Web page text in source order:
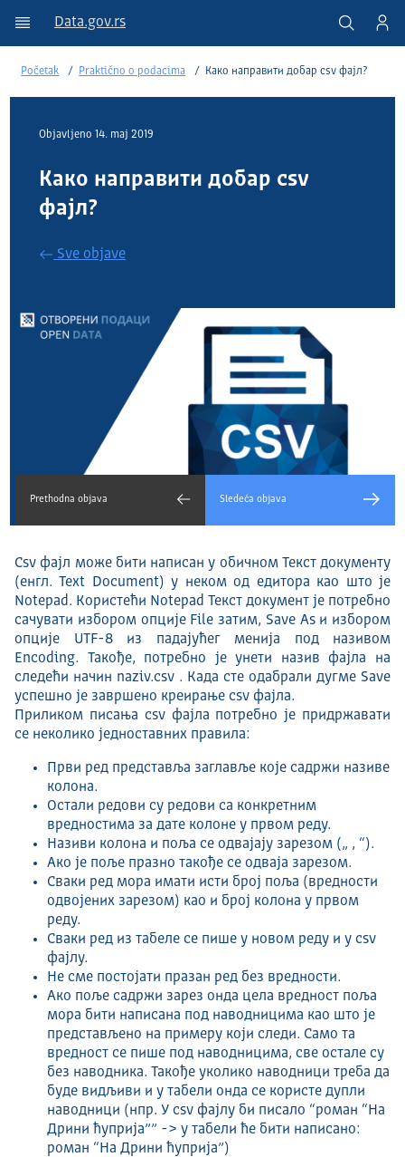
Data.gov.rs
Početak Praktično o podacima Како направити добар csv фајл?
Objavlјeno 14. maj 2019
Како направити добар csv
фајл?
Sve objave
Prethodna objava Sledeća objava
Csv фајл може бити написан у обичном Текст документу
(енгл. Text Document) у неком од едитора као што је
Notepad. Користећи Notepad Текст документ је потребно
сачувати избором опције File затим, Save As и избором
опције UTF-8 из падајућег менија под називом
Encoding. Такође, потребно је унети назив фајла на
следећи начин naziv.csv . Када сте одабрали дугме Save
успешно је завршено креирање csv фајла.
Приликом писања csv фајла потребно је придржавати
се неколико једноставних правила:
Први ред представља заглавље које садржи називе
колона.
Остали редови су редови са конкретним
вредностима за дате колоне у првом реду.
Називи колона и поља се одвајају зарезом („ , “).
Ако је поље празно такође се одваја зарезом.
Сваки ред мора имати исти број поља (вредности
одвојених зарезом) као и број колона у првом
реду.
Сваки ред из табеле се пише у новом реду и у csv
фајлу.
Не сме постојати празан ред без вредности.
Ако поље садржи зарез онда цела вредност поља
мора бити написана под наводницима као што је
представљено на примеру који следи. Само та
вредност се пише под наводницима, све остале су
без наводника. Такође уколико наводници треба да
буде видљиви и у табели онда се користе дупли
наводници (нпр. У csv фајлу би писало “роман “На
Дрини ћуприја”” -> у табели ће бити написано:
роман “На Дрини ћуприја”)